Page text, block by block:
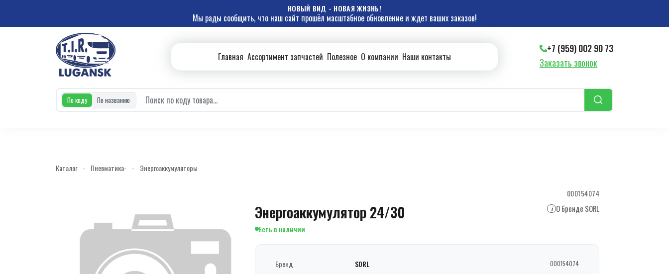
НОВЫЙ ВИД - НОВАЯ ЖИЗНЬ!
Мы рады сообщить, что наш сайт прошёл масштабное обновление и ждет ваших заказов!
Главная Ассортимент запчастей Полезное О компании Наши контакты
+7 (959) 002 90 73
Заказать звонок
По коду По названию
Каталог - Пневматика- - Энергоаккумуляторы
000154074
Энергоаккумулятор 24/30 i О бренде SORL
Есть в наличии
Бренд SORL 000154074